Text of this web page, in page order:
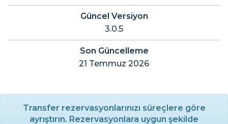
Güncel Versiyon
3.0.5
Son Güncelleme
21 Temmuz 2026
Transfer rezervasyonlarınızı süreçlere göre
ayrıştırın. Rezervasyonlara uygun şekilde